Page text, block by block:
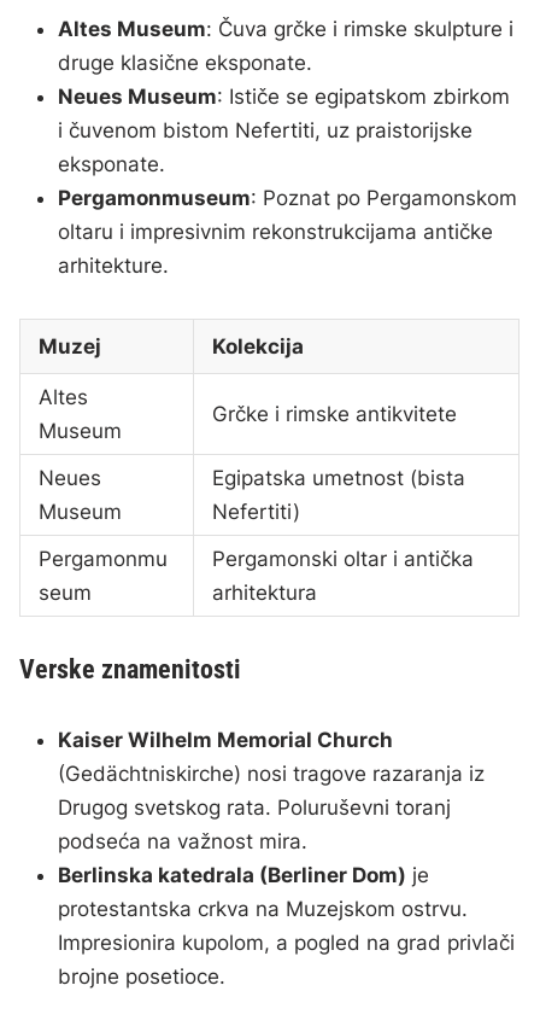
Altes Museum: Čuva grčke i rimske skulpture i
druge klasične eksponate.
Neues Museum: Ističe se egipatskom zbirkom
i čuvenom bistom Nefertiti, uz praistorijske
eksponate.
Pergamonmuseum: Poznat po Pergamonskom
oltaru i impresivnim rekonstrukcijama antičke
arhitekture.
Muzej Kolekcija
Altes
Museum
Grčke i rimske antikvitete
Neues
Museum
Egipatska umetnost (bista
Nefertiti)
Pergamonmu
seum
Pergamonski oltar i antička
arhitektura
Verske znamenitosti
Kaiser Wilhelm Memorial Church
(Gedächtniskirche) nosi tragove razaranja iz
Drugog svetskog rata. Poluruševni toranj
podseća na važnost mira.
Berlinska katedrala (Berliner Dom) je
protestantska crkva na Muzejskom ostrvu.
Impresionira kupolom, a pogled na grad privlači
brojne posetioce.